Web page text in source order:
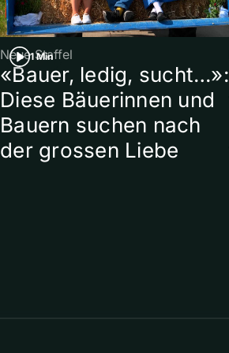
1 Min
Neue Staffel
«Bauer, ledig, sucht…»:
Diese Bäuerinnen und
Bauern suchen nach
der grossen Liebe